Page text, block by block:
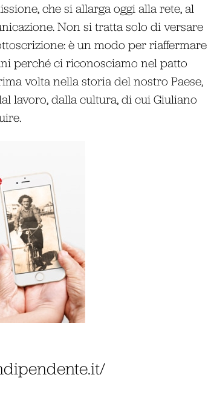
che si allarga oggi alla rete, al
Non si tratta solo di versare
è un modo per riaffermare
perché ci riconosciamo nel patto
volta nella storia del nostro Paese,
lavoro, dalla cultura, di cui Giuliano